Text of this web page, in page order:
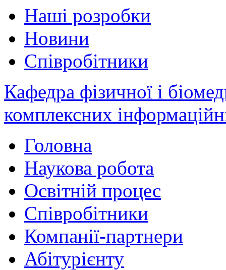
Наші розробки
Новини
Співробітники
Кафедра фізичної і
комплексних
Головна
Наукова робота
Освітній процес
Співробітники
Компанії-партнери
Абітурієнту